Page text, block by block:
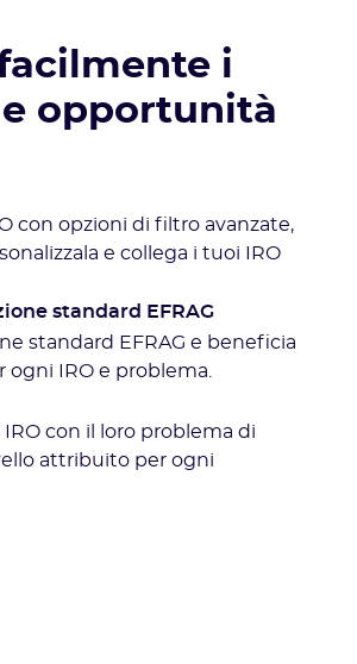
i
opportunità
con opzioni di filtro avanzate,
e collega i tuoi IRO
standard EFRAG
standard EFRAG e beneficia
IRO e problema.
con il loro problema di
attribuito per ogni